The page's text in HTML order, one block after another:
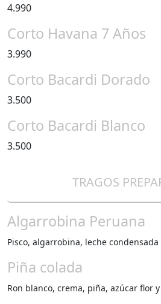
4.990
Corto Havana 7 Años
3.990
Corto Bacardi Dorado
3.500
Corto Bacardi Blanco
3.500
TRAGOS
Algarrobina Peruana
Pisco, algarrobina, leche
Piña colada
Ron blanco, crema, piña, azúcar flor